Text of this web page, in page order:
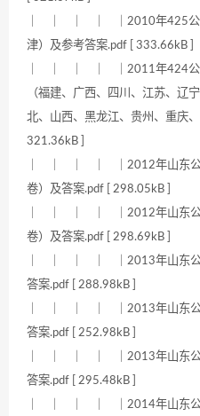
｜ ｜ ｜ ｜ ｜2010年425公
津）及参考答案.pdf [ 333.66kB ]
｜ ｜ ｜ ｜ ｜2011年424公
（福建、广西、四川、江苏、辽
北、山西、黑龙江、贵州、重庆
321.36kB ]
｜ ｜ ｜ ｜ ｜2012年山东公
卷）及答案.pdf [ 298.05kB ]
｜ ｜ ｜ ｜ ｜2012年山东公
卷）及答案.pdf [ 298.69kB ]
｜ ｜ ｜ ｜ ｜2013年山东公
答案.pdf [ 288.98kB ]
｜ ｜ ｜ ｜ ｜2013年山东公
答案.pdf [ 252.98kB ]
｜ ｜ ｜ ｜ ｜2013年山东公
答案.pdf [ 295.48kB ]
｜ ｜ ｜ ｜ ｜2014年山东公